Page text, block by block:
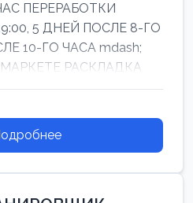
ПЕРЕРАБОТКИ
5 ДНЕЙ ПОСЛЕ 8-ГО
10-ГО ЧАСА mdash;
РАСКЛАДКА